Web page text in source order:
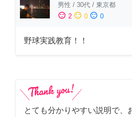
男性 / 30代 / 東京都
sentiment_satisfied 2 sentiment_neutral 0 sentiment_dissatisfied 0
野球実践教育！！
とても分かりやすい説明で、